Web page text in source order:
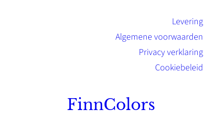
Levering
Algemene voorwaarden
Privacy verklaring
Cookiebeleid
FinnColors